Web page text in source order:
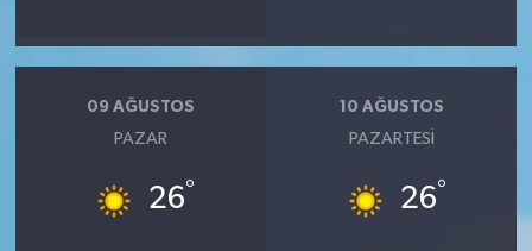
09 AĞUSTOS
PAZAR
26°
10 AĞUSTOS
PAZARTESI
26°